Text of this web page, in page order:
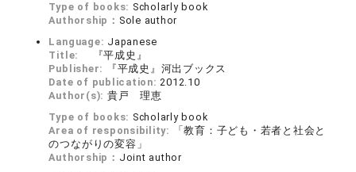
Type of books: Scholarly book
Authorship： Sole author
Language: Japanese
Title:
『平成史』
Publisher:
『平成史』河出ブックス
Date of publication:2012.10
Author(s): 貴戸 理恵
Type of books: Scholarly book
Area of responsibility:
「教育：子ども・若者と社会と
のつながりの変容」
Authorship： Joint author